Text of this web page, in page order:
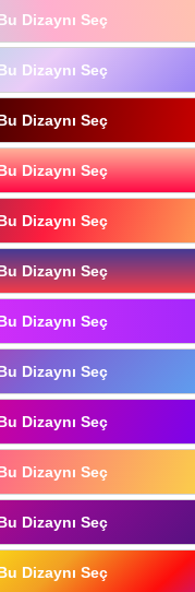
Dizaynı Seç
Dizaynı Seç
Dizaynı Seç
Dizaynı Seç
Dizaynı Seç
Dizaynı Seç
Dizaynı Seç
Dizaynı Seç
Dizaynı Seç
Dizaynı Seç
Dizaynı Seç
Dizaynı Seç